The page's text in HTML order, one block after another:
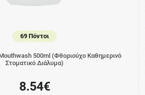
69 Πόντοι
500ml (Φθοριούχο Καθημερινό
Στοματικό Διάλυμα)
8.54€